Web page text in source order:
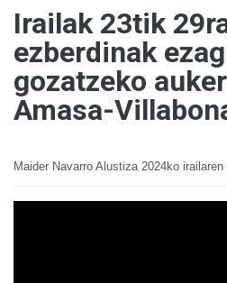
Irailak 23tik
ezberdinak
gozatzeko
Amasa-
Maider Navarro Alustiza 2024ko irailaren